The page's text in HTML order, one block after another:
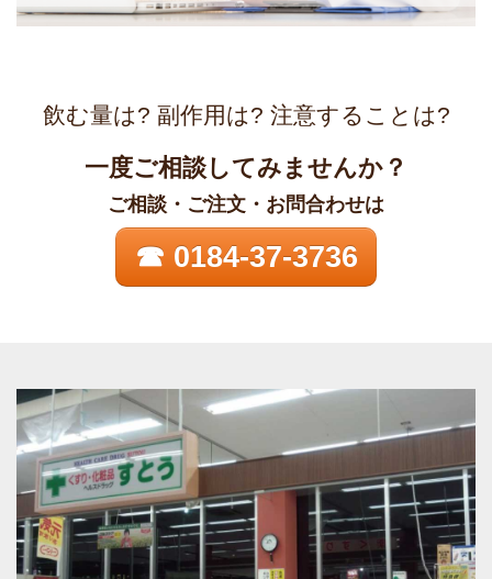
飲む量は? 副作用は? 注意することは?
一度ご相談してみませんか？
ご相談・ご注文・お問合わせは
☎ 0184-37-3736